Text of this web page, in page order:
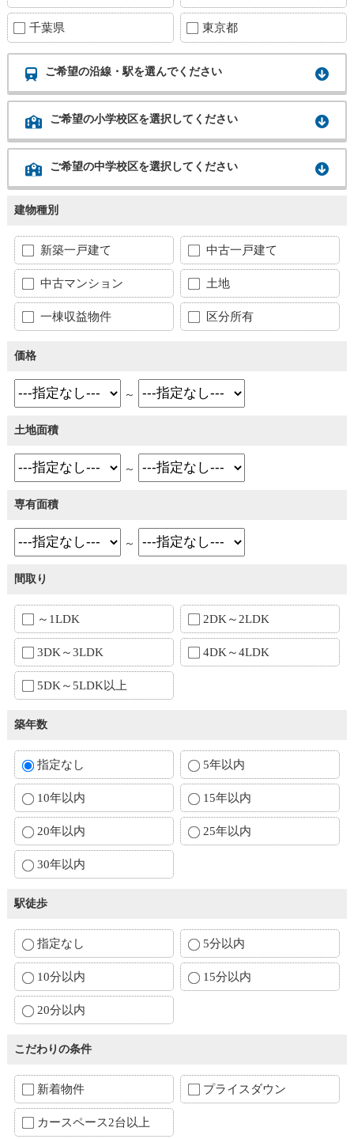
千葉県 東京都
ご希望の沿線・駅を選んでください
ご希望の小学校区を選択してください
ご希望の中学校区を選択してください
建物種別
新築一戸建て 中古一戸建て
中古マンション 土地
一棟収益物件 区分所有
価格
～
土地面積
～
専有面積
～
間取り
～1LDK 2DK～2LDK
3DK～3LDK 4DK～4LDK
5DK～5LDK以上
築年数
指定なし 5年以内
10年以内 15年以内
20年以内 25年以内
30年以内
駅徒歩
指定なし 5分以内
10分以内 15分以内
20分以内
こだわりの条件
新着物件 プライスダウン
カースペース2台以上